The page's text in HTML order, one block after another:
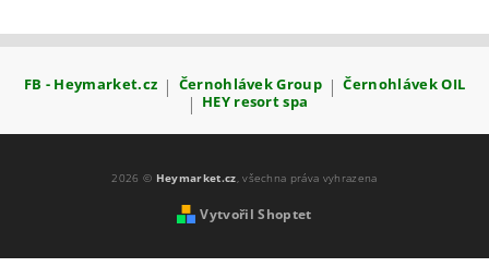
FB - Heymarket.cz | Černohlávek Group | Černohlávek OIL
| HEY resort spa
2026 © Heymarket.cz, všechna práva vyhrazena
Vytvořil Shoptet